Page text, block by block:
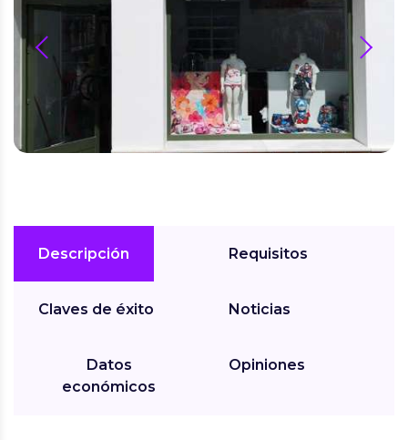
prev next
Descripción
Claves de éxito
Datos
económicos
Requisitos
Noticias
Opiniones